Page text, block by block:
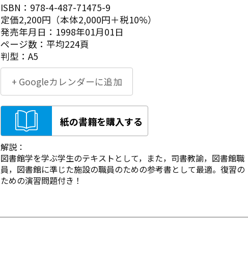
ISBN：978-4-487-71475-9
定価2,200円（本体2,000円＋税10%）
発売年月日：1998年01月01日
ページ数：平均224頁
判型：A5
+ Googleカレンダーに追加
紙の書籍を購入する
解説：
図書館学を学ぶ学生のテキストとして，また，司書教諭，図書館職
員，図書館に準じた施設の職員のための参考書として最適。復習の
ための演習問題付き！